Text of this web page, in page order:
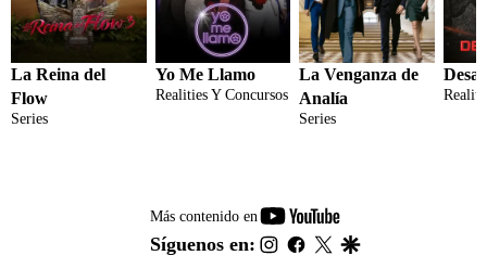
La Reina del
Flow
Series
Yo Me Llamo
Realities Y Concursos
La Venganza de
Analía
Series
Más contenido en
youtube-
footer
Síguenos en: instagram
facebook
twitter